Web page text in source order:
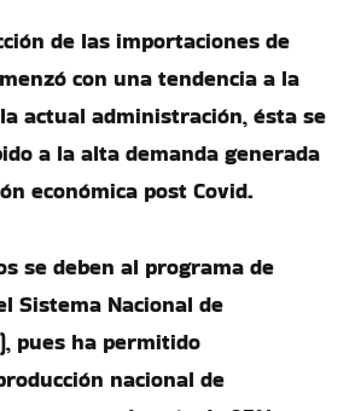
de las importaciones de
con una tendencia a la
actual administración, ésta se
a la alta demanda generada
económica post Covid.
se deben al programa de
Sistema Nacional de
pues ha permitido
nacional de